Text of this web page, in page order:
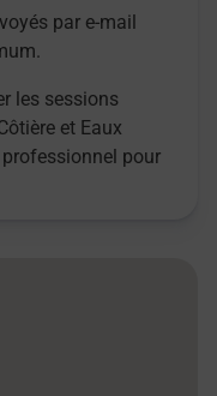
par e-mail
les sessions
et Eaux
professionnel pour